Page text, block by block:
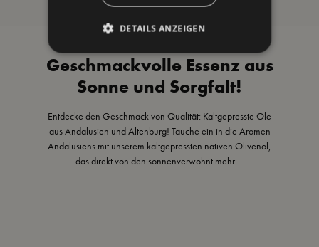
Geschmackvolle Essenz aus
Sonne und Sorgfalt!
Entdecke den Geschmack von Qualität: Kaltgepresste Öle
aus Andalusien und Altenburg! Tauche ein in die Aromen
Andalusiens mit unserem kaltgepressten nativen Olivenöl,
das direkt von den sonnenverwöhnt mehr ...
DETAILS ANZEIGEN